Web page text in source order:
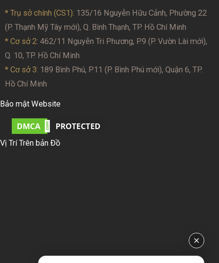
* Trụ sở chính (CS1): 135/16 Nguyễn Hữu Cảnh, Phường 22
(P. Thạnh Mỹ Tây mới), Q. Bình Thạnh, TP. Hồ Chí Minh
* Cơ sở 2: 462/11 Nguyễn Tri Phương, P.9 (P. Vườn Lài mới),
Q. 10, TP. Hồ Chí Minh
* Cơ sở 3: 189 Bình Phú, P.11 (P. Bình Phú mới), Quận 6, TP.
Hồ Chí Minh
Bảo mật Website
Vị Trí Trên bản Đồ